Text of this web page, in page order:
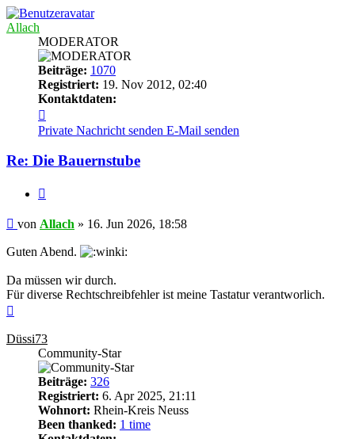
Allach
MODERATOR
Beiträge: 1070
Registriert: 19. Nov 2012, 02:40
Kontaktdaten:
von
Allach
Private Nachricht senden E-Mail senden
Re: Die Bauernstube
Beitrag
von Allach » 16. Jun 2026, 18:58
Guten Abend.
Da müssen wir durch.
Für diverse Rechtschreibfehler ist meine Tastatur verantworlich.
Düssi73
Community-Star
Beiträge: 326
Registriert: 6. Apr 2025, 21:11
Wohnort: Rhein-Kreis Neuss
Been thanked: 1 time